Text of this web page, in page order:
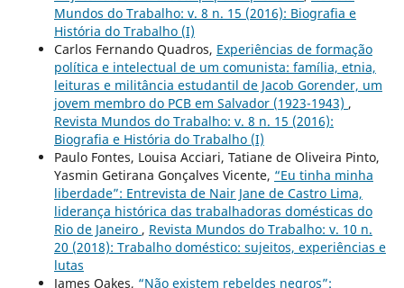
Mundos do Trabalho: v. 8 n. 15 (2016): Biografia e
História do Trabalho (I)
Carlos Fernando Quadros, Experiências de formação
política e intelectual de um comunista: família, etnia,
leituras e militância estudantil de Jacob Gorender, um
jovem membro do PCB em Salvador (1923-1943) ,
Revista Mundos do Trabalho: v. 8 n. 15 (2016):
Biografia e História do Trabalho (I)
Paulo Fontes, Louisa Acciari, Tatiane de Oliveira Pinto,
Yasmin Getirana Gonçalves Vicente, “Eu tinha minha
liberdade”: Entrevista de Nair Jane de Castro Lima,
liderança histórica das trabalhadoras domésticas do
Rio de Janeiro , Revista Mundos do Trabalho: v. 10 n.
20 (2018): Trabalho doméstico: sujeitos, experiências e
lutas
James Oakes, “Não existem rebeldes negros”: